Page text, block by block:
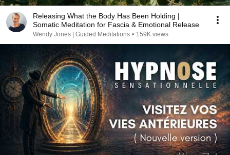
Releasing What the Body Has Been Holding |
Somatic Meditation for Fascia & Emotional Release
Wendy Jones | Guided Meditations • 159K views